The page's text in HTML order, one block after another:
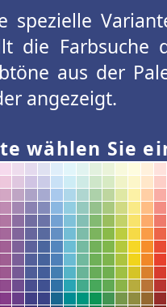
spezielle
die Farbsuche
aus der
angezeigt.
wählen Sie